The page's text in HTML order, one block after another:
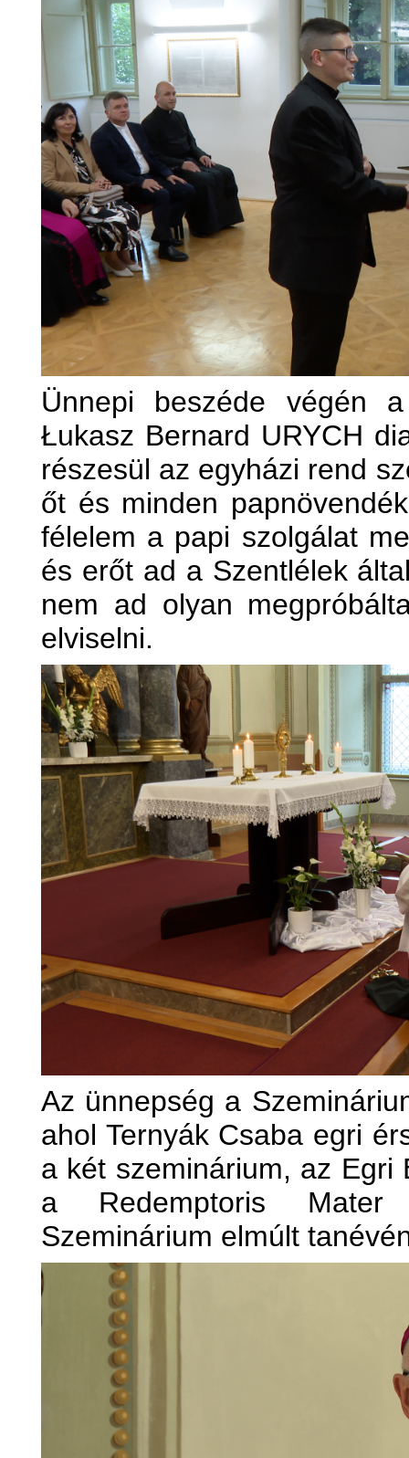
Ünnepi beszéde végén
Łukasz Bernard URYCH
részesül az egyházi rend
őt és minden
félelem a papi szolgálat
és erőt ad a Szentlélek
nem ad olyan
elviselni.
Az ünnepség a
ahol Ternyák Csaba egri
a két szeminárium, az Egri
a Redemptoris Mater
Szeminárium elmúlt